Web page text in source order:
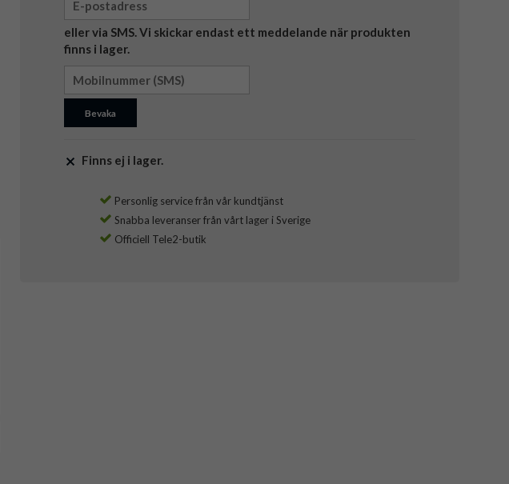
eller via SMS. Vi skickar endast ett meddelande när produkten
finns i lager.
Bevaka
Finns ej i lager.
Personlig service från vår kundtjänst
Snabba leveranser från vårt lager i Sverige
Officiell Tele2-butik